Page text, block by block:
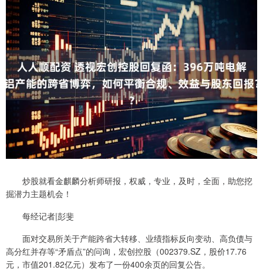
炒股就看金麒麟分析师研报，权威，专业，及时，全面，助您挖
掘潜力主题机会！
每经记者|彭斐
面对交易所关于产能跨省大转移、业绩指标反向变动、高负债与
高分红并存等“矛盾点”的问询，宏创控股（002379.SZ，股价17.76
元，市值201.82亿元）发布了一份400余页的回复公告。